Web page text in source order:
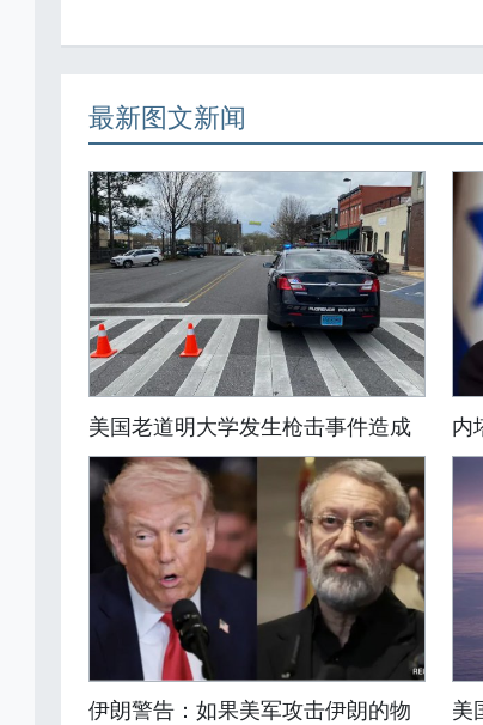
最新图文新闻
美国老道明大学发生枪击事件造成 内
伊朗警告：如果美军攻击伊朗的物 美